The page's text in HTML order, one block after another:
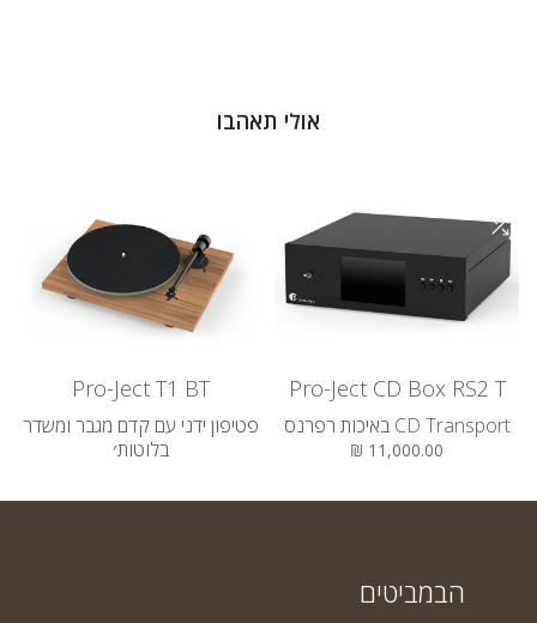
אולי תאהבו
Pro-Ject CD Box RS2 T
CD Transport באיכות רפרנס
11,000.00 ₪
Pro-Ject T1 BT
פטיפון ידני עם קדם מגבר ומשדר
בלוטות׳
הבמביטים